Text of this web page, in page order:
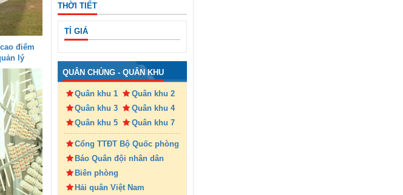
điểm
lý
THỜI TIẾT
TỈ GIÁ
QUÂN CHỦNG - QUÂN KHU
Quân khu 1
Quân khu 2
Quân khu 3
Quân khu 4
Quân khu 5
Quân khu 7
Cổng TTĐT Bộ Quốc phòng
Báo Quân đội nhân dân
Biên phòng
Hải quân Việt Nam